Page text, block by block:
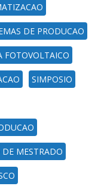
DE PRODUCAO
FOTOVOLTAICO
SIMPOSIO
DE MESTRADO